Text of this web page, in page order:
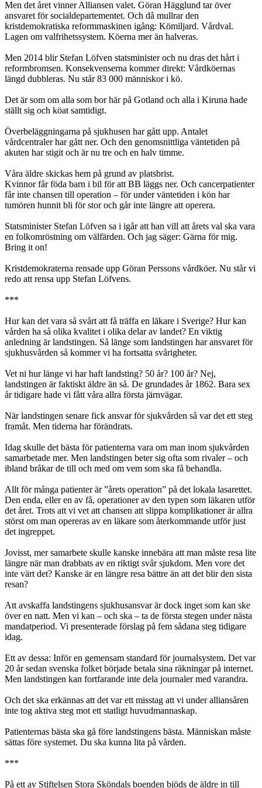
Men det året vinner Alliansen valet. Göran Hägglund tar över
ansvaret för socialdepartementet. Och då mullrar den
kristdemokratiska reformmaskinen igång: Kömiljard. Vårdval.
Lagen om valfrihetssystem. Köerna mer än halveras.
Men 2014 blir Stefan Löfven statsminister och nu dras det hårt i
reformbromsen. Konsekvenserna kommer direkt: Vårdköernas
längd dubbleras. Nu står 83 000 människor i kö.
Det är som om alla som bor här på Gotland och alla i Kiruna hade
ställt sig och köat samtidigt.
Överbeläggningarna på sjukhusen har gått upp. Antalet
vårdcentraler har gått ner. Och den genomsnittliga väntetiden på
akuten har stigit och är nu tre och en halv timme.
Våra äldre skickas hem på grund av platsbrist.
Kvinnor får föda barn i bil för att BB läggs ner. Och cancerpatienter
får inte chansen till operation – för under väntetiden i kön har
tumören hunnit bli för stor och går inte längre att operera.
Statsminister Stefan Löfven sa i igår att han vill att årets val ska vara
en folkomröstning om välfärden. Och jag säger: Gärna för mig.
Bring it on!
Kristdemokraterna rensade upp Göran Perssons vårdköer. Nu står vi
redo att rensa upp Stefan Löfvens.
***
Hur kan det vara så svårt att få träffa en läkare i Sverige? Hur kan
vården ha så olika kvalitet i olika delar av landet? En viktig
anledning är landstingen. Så länge som landstingen har ansvaret för
sjukhusvården så kommer vi ha fortsatta svårigheter.
Vet ni hur länge vi har haft landsting? 50 år? 100 år? Nej,
landstingen är faktiskt äldre än så. De grundades år 1862. Bara sex
år tidigare hade vi fått våra allra första järnvägar.
När landstingen senare fick ansvar för sjukvården så var det ett steg
framåt. Men tiderna har förändrats.
Idag skulle det bästa för patienterna vara om man inom sjukvården
samarbetade mer. Men landstingen beter sig ofta som rivaler – och
ibland bråkar de till och med om vem som ska få behandla.
Allt för många patienter är ”årets operation” på det lokala lasarettet.
Den enda, eller en av få, operationer av den typen som läkaren utför
det året. Trots att vi vet att chansen att slippa komplikationer är allra
störst om man opereras av en läkare som återkommande utför just
det ingreppet.
Jovisst, mer samarbete skulle kanske innebära att man måste resa lite
längre när man drabbats av en riktigt svår sjukdom. Men vore det
inte värt det? Kanske är en längre resa bättre än att det blir den sista
resan?
Att avskaffa landstingens sjukhusansvar är dock inget som kan ske
över en natt. Men vi kan – och ska – ta de första stegen under nästa
mandatperiod. Vi presenterade förslag på fem sådana steg tidigare
idag.
Ett av dessa: Inför en gemensam standard för journalsystem. Det var
20 år sedan svenska folket började betala sina räkningar på internet.
Men landstingen kan fortfarande inte dela journaler med varandra.
Och det ska erkännas att det var ett misstag att vi under alliansåren
inte tog aktiva steg mot ett statligt huvudmannaskap.
Patienternas bästa ska gå före landstingens bästa. Människan måste
sättas före systemet. Du ska kunna lita på vården.
***
På ett av Stiftelsen Stora Sköndals boenden bjöds de äldre in till